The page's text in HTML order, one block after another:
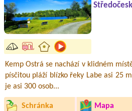
Kemp Ostrá se nachází v klidném
písčitou pláží blízko řeky Labe asi 25
je asi 300 osob...
Schránka Mapa